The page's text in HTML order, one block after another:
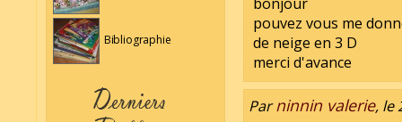
Bibliographie
pouvez vous me
de neige en 3 D
merci d'avance
Parninnin valerie, le